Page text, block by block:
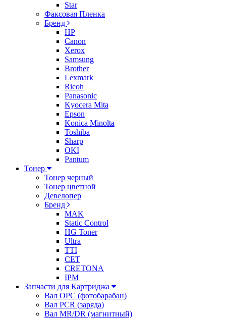
Star
Факсовая Пленка
Бренд
HP
Canon
Xerox
Samsung
Brother
Lexmark
Ricoh
Panasonic
Kyocera Mita
Epson
Konica Minolta
Toshiba
Sharp
OKI
Pantum
Тонер
Тонер черный
Тонер цветной
Девелопер
Бренд
MAK
Static Control
HG Toner
Ultra
TTI
CET
CRETONA
IPM
Запчасти для Картриджа
Вал OPC (фотобарабан)
Вал PCR (заряда)
Вал MR/DR (магнитный)